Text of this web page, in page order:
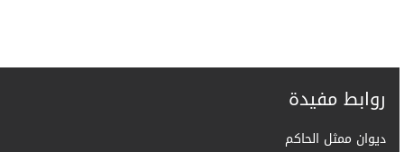
روابط مفيدة
ديوان ممثل الحاكم